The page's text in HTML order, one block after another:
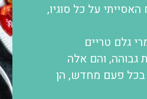
על כל סוגיו,
גלם טריים
גבוהה, והם אלה
בכל פעם מחדש, הן